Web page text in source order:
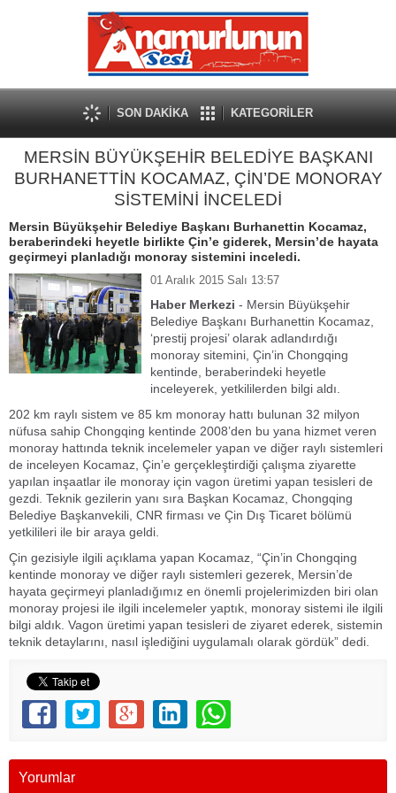
SON DAKİKA KATEGORİLER
MERSİN BÜYÜKŞEHİR BELEDİYE BAŞKANI
BURHANETTİN KOCAMAZ, ÇİN’DE MONORAY
SİSTEMİNİ İNCELEDİ
Mersin Büyükşehir Belediye Başkanı Burhanettin Kocamaz,
beraberindeki heyetle birlikte Çin’e giderek, Mersin’de hayata
geçirmeyi planladığı monoray sistemini inceledi.
01 Aralık 2015 Salı 13:57
Haber Merkezi - Mersin Büyükşehir
Belediye Başkanı Burhanettin Kocamaz,
‘prestij projesi’ olarak adlandırdığı
monoray sitemini, Çin’in Chongqing
kentinde, beraberindeki heyetle
inceleyerek, yetkililerden bilgi aldı.
202 km raylı sistem ve 85 km monoray hattı bulunan 32 milyon
nüfusa sahip Chongqing kentinde 2008’den bu yana hizmet veren
monoray hattında teknik incelemeler yapan ve diğer raylı sistemleri
de inceleyen Kocamaz, Çin’e gerçekleştirdiği çalışma ziyarette
yapılan inşaatlar ile monoray için vagon üretimi yapan tesisleri de
gezdi. Teknik gezilerin yanı sıra Başkan Kocamaz, Chongqing
Belediye Başkanvekili, CNR firması ve Çin Dış Ticaret bölümü
yetkilileri ile bir araya geldi.
Çin gezisiyle ilgili açıklama yapan Kocamaz, “Çin’in Chongqing
kentinde monoray ve diğer raylı sistemleri gezerek, Mersin’de
hayata geçirmeyi planladığımız en önemli projelerimizden biri olan
monoray projesi ile ilgili incelemeler yaptık, monoray sistemi ile ilgili
bilgi aldık. Vagon üretimi yapan tesisleri de ziyaret ederek, sistemin
teknik detaylarını, nasıl işlediğini uygulamalı olarak gördük” dedi.
Yorumlar